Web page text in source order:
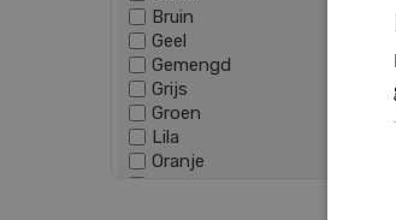
Bruin
Geel
Gemengd
Grijs
Groen
Lila
Oranje